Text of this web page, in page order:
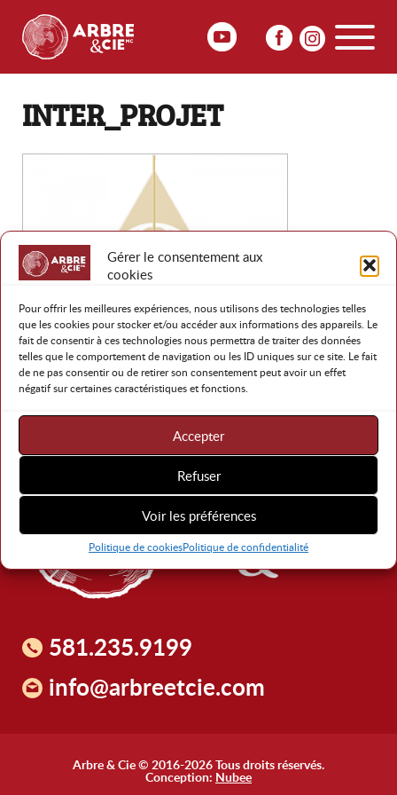
Gérer le consentement aux
cookies
Pour offrir les meilleures expériences, nous utilisons des technologies telles
que les cookies pour stocker et/ou accéder aux informations des appareils. Le
fait de consentir à ces technologies nous permettra de traiter des données
telles que le comportement de navigation ou les ID uniques sur ce site. Le fait
de ne pas consentir ou de retirer son consentement peut avoir un effet
négatif sur certaines caractéristiques et fonctions.
Accepter
Refuser
Voir les préférences
Politique de cookiesPolitique de confidentialité
INTER_PROJET
RETOUR
581.235.9199
info@arbreetcie.com
Arbre & Cie © 2016-2026 Tous droits réservés.
Conception: Nubee